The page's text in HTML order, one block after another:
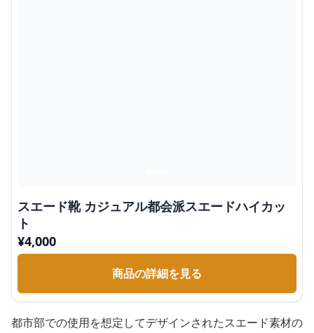
スエード靴 カジュアル都会派スエードハイカッ
ト
¥4,000
商品の詳細を見る
都市部での使用を想定してデザインされたスエード素材の